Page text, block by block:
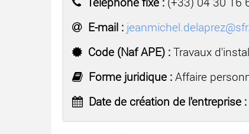
E-mail :
Code (Naf APE) : Travaux
Forme juridique : Affaire
Date de création de l'entreprise :